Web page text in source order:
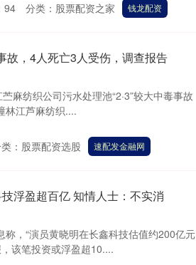
94 分类： 股票配资之家 钱龙配资
故，4人死亡3人受伤，调查报告
麻纺织公司污水处理池“2·3”较大中毒事故
林江芦麻纺织....
： 股票配资选股 速配发金融网
浮盈超百亿 知情人士：不实消
，“演员黄晓明在长鑫科技估值约200亿元
该笔投资或浮盈超10....